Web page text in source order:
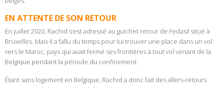
EN ATTENTE DE SON RETOUR
En juillet 2020, Rachid s’est adressé au guichet retour de Fedasil situé à
Bruxelles. Mais il a fallu du temps pour lui trouver une place dans un vol
vers le Maroc, pays qui avait fermé ses frontières à tout vol venant de la
Belgique pendant la période du confinement.
Étant sans logement en Belgique, Rachid a donc fait des allers-retours